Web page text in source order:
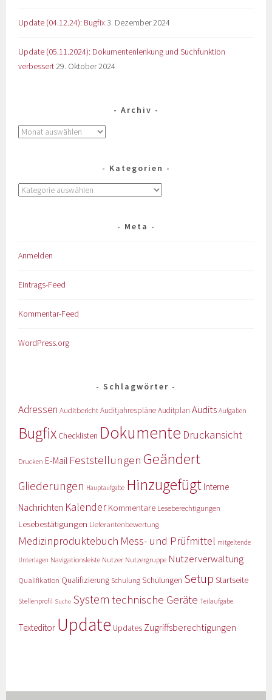
Update (04.12.24): Bugfix3. Dezember 2024
Update (05.11.2024): Dokumentenlenkung und Suchfunktion
verbessert29. Oktober 2024
Archiv
Kategorien
Meta
Anmelden
Eintrags-Feed
Kommentar-Feed
WordPress.org
Schlagwörter
Adressen AuditberichtAuditjahrespläneAuditplan Audits Aufgaben
Bugfix Checklisten Dokumente Druckansicht
Drucken E-Mail Feststellungen Geändert
Gliederungen Hauptaufgabe Hinzugefügt Interne
Nachrichten KalenderKommentare Leseberechtigungen
Lesebestätigungen Lieferantenbewertung
Medizinproduktebuch Mess- und Prüfmittel mitgeltende
Unterlagen Navigationsleiste Nutzer Nutzergruppe Nutzerverwaltung
Qualifikation Qualifizierung Schulung Schulungen Setup Startseite
Stellenprofil Suche System technische Geräte Teilaufgabe
Texteditor Update Updates Zugriffsberechtigungen